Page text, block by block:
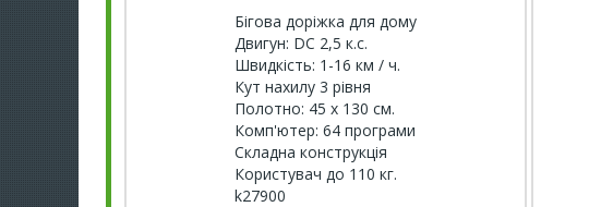
Бігова доріжка для дому
Двигун: DC 2,5 к.с.
Швидкість: 1-16 км / ч.
Кут нахилу 3 рівня
Полотно: 45 х 130 см.
Комп'ютер: 64 програми
Складна конструкція
Користувач до 110 кг.
k27900